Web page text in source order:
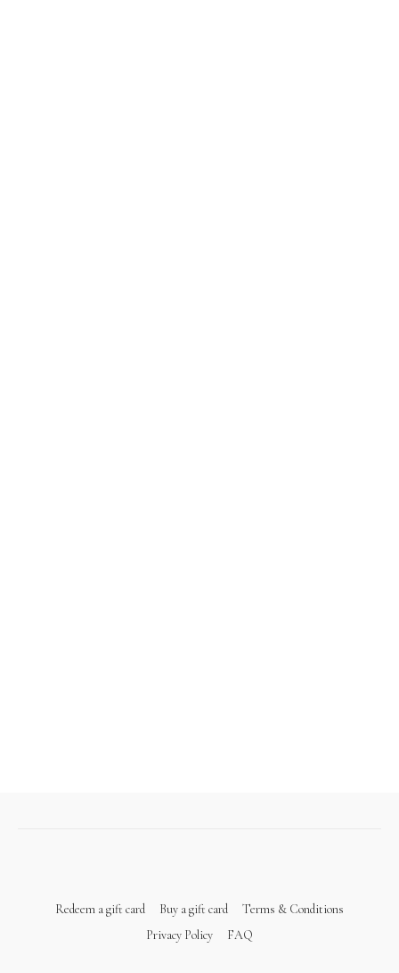
Redeem a gift card Buy a gift card
Terms & Conditions
Privacy Policy
FAQ